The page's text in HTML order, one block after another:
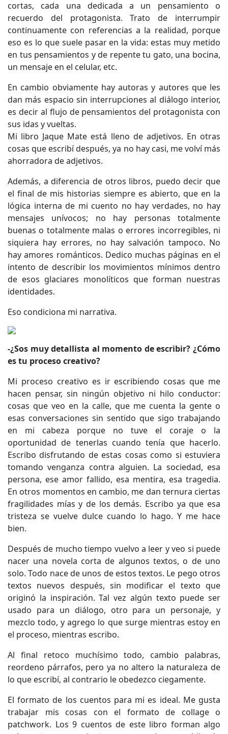
cortas, cada una dedicada a un pensamiento o
recuerdo del protagonista. Trato de interrumpir
continuamente con referencias a la realidad, porque
eso es lo que suele pasar en la vida: estas muy metido
en tus pensamientos y de repente tu gato, una bocina,
un mensaje en el celular, etc.
En cambio obviamente hay autoras y autores que les
dan más espacio sin interrupciones al diálogo interior,
es decir al flujo de pensamientos del protagonista con
sus idas y vueltas.
Mi libro Jaque Mate está lleno de adjetivos. En otras
cosas que escribí después, ya no hay casi, me volví más
ahorradora de adjetivos.
Además, a diferencia de otros libros, puedo decir que
el final de mis historias siempre es abierto, que en la
lógica interna de mi cuento no hay verdades, no hay
mensajes unívocos; no hay personas totalmente
buenas o totalmente malas o errores incorregibles, ni
siquiera hay errores, no hay salvación tampoco. No
hay amores románticos. Dedico muchas páginas en el
intento de describir los movimientos mínimos dentro
de esos glaciares monolíticos que forman nuestras
identidades.
Eso condiciona mi narrativa.
-¿Sos muy detallista al momento de escribir? ¿Cómo
es tu proceso creativo?
Mi proceso creativo es ir escribiendo cosas que me
hacen pensar, sin ningún objetivo ni hilo conductor:
cosas que veo en la calle, que me cuenta la gente o
esas conversaciones sin sentido que sigo trabajando
en mi cabeza porque no tuve el coraje o la
oportunidad de tenerlas cuando tenía que hacerlo.
Escribo disfrutando de estas cosas como si estuviera
tomando venganza contra alguien. La sociedad, esa
persona, ese amor fallido, esa mentira, esa tragedia.
En otros momentos en cambio, me dan ternura ciertas
fragilidades mías y de los demás. Escribo ya que esa
tristeza se vuelve dulce cuando lo hago. Y me hace
bien.
Después de mucho tiempo vuelvo a leer y veo si puede
nacer una novela corta de algunos textos, o de uno
solo. Todo nace de unos de estos textos. Le pego otros
textos nuevos después, sin modificar el texto que
originó la inspiración. Tal vez algún texto puede ser
usado para un diálogo, otro para un personaje, y
mezclo todo, y agrego lo que surge mientras estoy en
el proceso, mientras escribo.
Al final retoco muchísimo todo, cambio palabras,
reordeno párrafos, pero ya no altero la naturaleza de
lo que escribí, al contrario le obedezco ciegamente.
El formato de los cuentos para mi es ideal. Me gusta
trabajar mis cosas con el formato de collage o
patchwork. Los 9 cuentos de este libro forman algo